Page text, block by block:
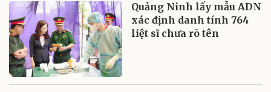
Quảng Ninh lấy mẫu ADN
xác định danh tính 764
liệt sĩ chưa rõ tên